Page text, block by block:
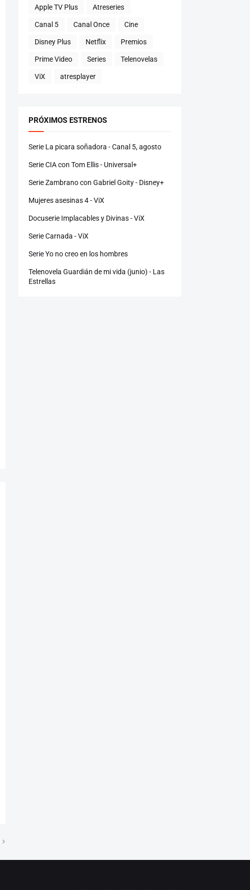
Apple TV Plus Atreseries
Canal 5 Canal Once Cine
Disney Plus Netflix Premios
Prime Video Series Telenovelas
ViX atresplayer
PRÓXIMOS ESTRENOS
Serie La picara soñadora - Canal 5, agosto
Serie CIA con Tom Ellis - Universal+
Serie Zambrano con Gabriel Goity - Disney+
Mujeres asesinas 4 - ViX
Docuserie Implacables y Divinas - ViX
Serie Carnada - ViX
Serie Yo no creo en los hombres
Telenovela Guardián de mi vida (junio) - Las
Estrellas